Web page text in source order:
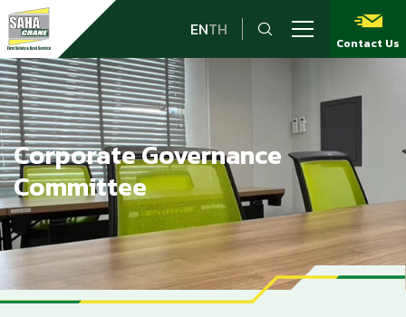
ENTH
Contact Us
Corporate Governance
Committee